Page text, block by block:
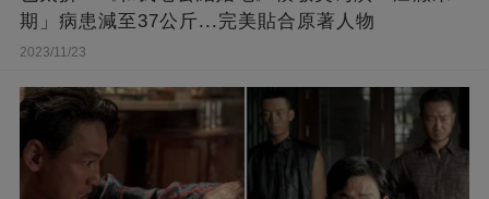
期」病患減至37公斤...完美貼合原著人物
2023/11/23